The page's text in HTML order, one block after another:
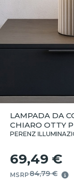
LAMPADA DA
CHIARO OTTY
PERENZ
69,49 €
MSRP84,79 €